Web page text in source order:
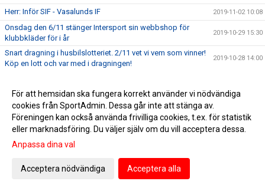
Herr: Inför SIF - Vasalunds IF 2019-11-02 10:08
Onsdag den 6/11 stänger Intersport sin webbshop för
klubbkläder för i år
2019-10-29 15:30
Snart dragning i husbilslotteriet. 2/11 vet vi vem som vinner!
Köp en lott och var med i dragningen!
2019-10-28 14:00
Snart kör vi igång gå-fotboll för 50-plussare i Sandviken!
Kom och prova på söndag 8/9!
2019-09-05 13:59
SIF-kväll hos Actlife7 med fina rabatter, onsdag 28/8 2019-08-27 19:58
Fotbollsfest på VM-arenan lördag 17/8. Vi kör igång
För att hemsidan ska fungera korrekt använder vi nödvändiga
cookies från SportAdmin. Dessa går inte att stänga av.
Föreningen kan också använda frivilliga cookies, t.ex. för statistik
eller marknadsföring. Du väljer själv om du vill acceptera dessa.
Anpassa dina val
Acceptera nödvändiga Acceptera alla